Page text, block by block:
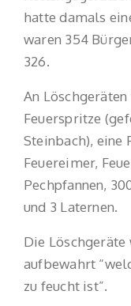
hatte damals
waren 354
326.
An
Feuerspritze
Steinbach), eine
Feuereimer,
Pechpfannen,
und 3 Laternen.
Die Löschgeräte
aufbewahrt
zu feucht ist”.